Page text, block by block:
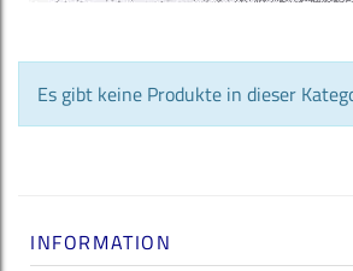
Es gibt keine Produkte in dieser
INFORMATION